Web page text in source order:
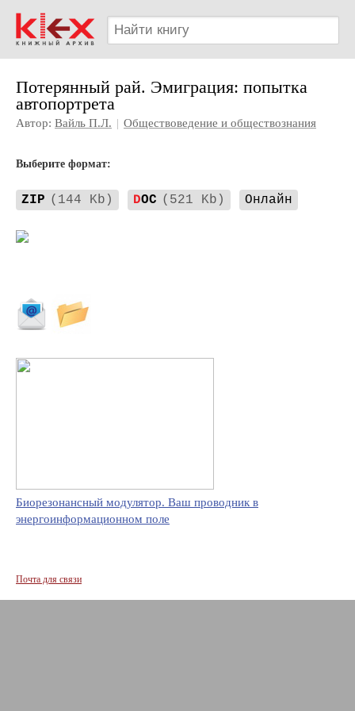
Потерянный рай. Эмиграция: попытка
автопортрета
Автор: Вайль П.Л. | Обществоведение и обществознания
Выберите формат:
ZIP (144 Kb) DOC (521 Kb) Онлайн
Биорезонансный модулятор. Ваш проводник в
энергоинформационном поле
Почта для связи